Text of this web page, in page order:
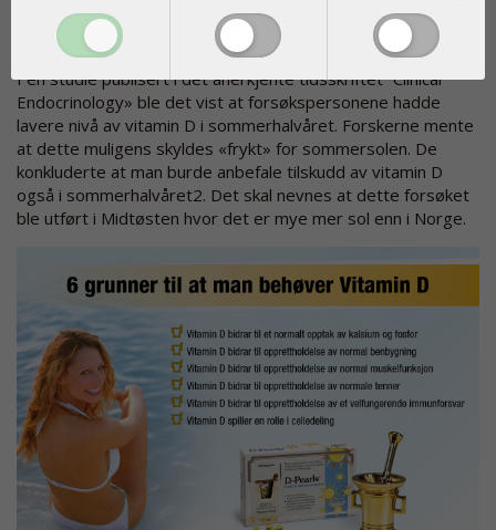
særlig sol, og at man smører seg med høy
solfaktor de dagene solen titter frem?
I en studie publisert i det anerkjente tidsskriftet “Clinical
Endocrinology» ble det vist at forsøkspersonene hadde
lavere nivå av vitamin D i sommerhalvåret. Forskerne mente
at dette muligens skyldes «frykt» for sommersolen. De
konkluderte at man burde anbefale tilskudd av vitamin D
også i sommerhalvåret2. Det skal nevnes at dette forsøket
ble utført i Midtøsten hvor det er mye mer sol enn i Norge.